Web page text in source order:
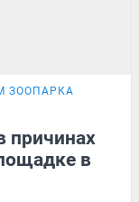
ЗООПАРКА
причинах
в